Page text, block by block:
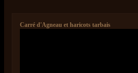
Carré d'Agneau et haricots tarbais